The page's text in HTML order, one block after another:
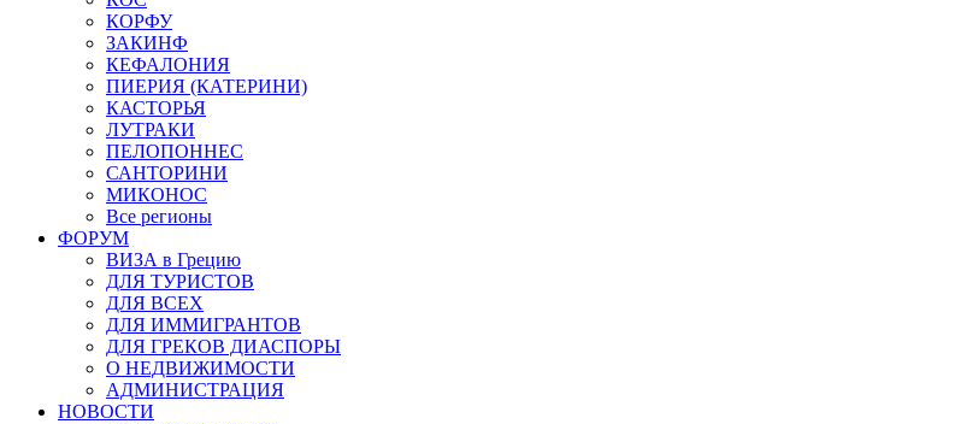
КОРФУ
ЗАКИНФ
КЕФАЛОНИЯ
ПИЕРИЯ (КАТЕРИНИ)
КАСТОРЬЯ
ЛУТРАКИ
ПЕЛОПОННЕС
САНТОРИНИ
МИКОНОС
Все регионы
ФОРУМ
ВИЗА в Грецию
ДЛЯ ТУРИСТОВ
ДЛЯ ВСЕХ
ДЛЯ ИММИГРАНТОВ
ДЛЯ ГРЕКОВ ДИАСПОРЫ
О НЕДВИЖИМОСТИ
АДМИНИСТРАЦИЯ
НОВОСТИ